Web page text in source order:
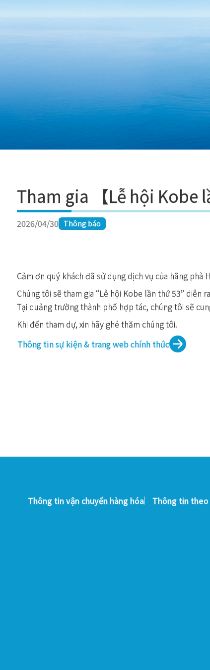
Tham gia 【Lễ hội Kobe
2026/04/30 Thông báo
Cảm ơn quý khách đã sử dụng dịch vụ của hãng phà
Chúng tôi sẽ tham gia “Lễ hội Kobe lần thứ 53” diễn
Tại quảng trường thành phố hợp tác, chúng tôi sẽ
Khi đến tham dự, xin hãy ghé thăm chúng tôi.
Thông tin sự kiện & trang web chính thức
Thông tin vận chuyển hàng hóa Thông tin